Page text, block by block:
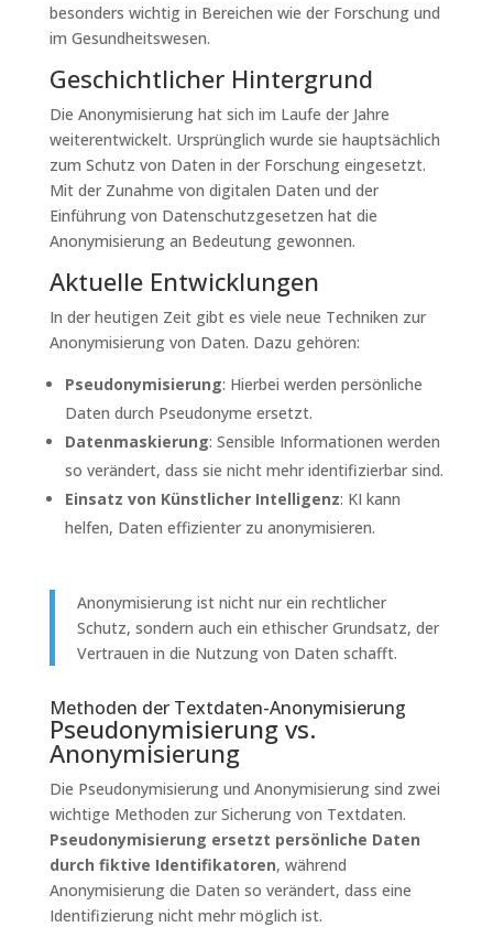
besonders wichtig in Bereichen wie der Forschung und
im Gesundheitswesen.
Geschichtlicher Hintergrund
Die Anonymisierung hat sich im Laufe der Jahre
weiterentwickelt. Ursprünglich wurde sie hauptsächlich
zum Schutz von Daten in der Forschung eingesetzt.
Mit der Zunahme von digitalen Daten und der
Einführung von Datenschutzgesetzen hat die
Anonymisierung an Bedeutung gewonnen.
Aktuelle Entwicklungen
In der heutigen Zeit gibt es viele neue Techniken zur
Anonymisierung von Daten. Dazu gehören:
Pseudonymisierung: Hierbei werden persönliche
Daten durch Pseudonyme ersetzt.
Datenmaskierung: Sensible Informationen werden
so verändert, dass sie nicht mehr identifizierbar sind.
Einsatz von Künstlicher Intelligenz: KI kann
helfen, Daten effizienter zu anonymisieren.
Anonymisierung ist nicht nur ein rechtlicher
Schutz, sondern auch ein ethischer Grundsatz, der
Vertrauen in die Nutzung von Daten schafft.
Methoden der Textdaten-Anonymisierung
Pseudonymisierung vs.
Anonymisierung
Die Pseudonymisierung und Anonymisierung sind zwei
wichtige Methoden zur Sicherung von Textdaten.
Pseudonymisierung ersetzt persönliche Daten
durch fiktive Identifikatoren, während
Anonymisierung die Daten so verändert, dass eine
Identifizierung nicht mehr möglich ist.